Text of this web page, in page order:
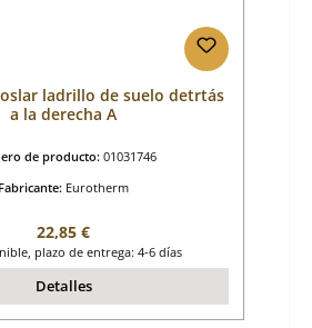
ladrillo de suelo detrtás
a la derecha A
de producto: 01031746
Fabricante: Eurotherm
Precio normal:
22,85 €
plazo de entrega: 4-6 días
Detalles